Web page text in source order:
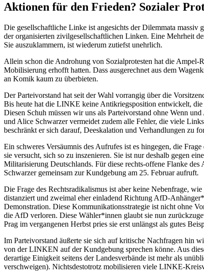
Aktionen für den Frieden? Sozialer
Die gesellschaftliche Linke ist angesichts der Dilemmata massiv
der organisierten zivilgesellschaftlichen Linken. Eine Mehrheit
Sie auszuklammern, ist wiederum zutiefst unehrlich.
Allein schon die Androhung von Sozialprotesten hat die Ampel-
Mobilisierung erhofft hatten. Dass ausgerechnet aus dem
an Komik kaum zu überbieten.
Der Parteivorstand hat seit der Wahl vorrangig über die
Bis heute hat die LINKE keine Antikriegsposition entwickelt, die
Diesen Schuh müssen wir uns als Parteivorstand ohne Wenn
und Alice Schwarzer vermeidet zudem alle Fehler, die viele
beschränkt er sich darauf, Deeskalation und Verhandlungen zu
Ein schweres Versäumnis des Aufrufes ist es hingegen, die
sie versucht, sich so zu inszenieren. Sie ist nur deshalb gegen
Militarisierung Deutschlands. Für diese rechts-offene Flanke
Schwarzer gemeinsam zur Kundgebung am 25. Februar aufruft.
Die Frage des Rechtsradikalismus ist aber keine Nebenfrage, wie
distanziert und zweimal eher einladend Richtung AfD-
Demonstration. Diese Kommunikationsstrategie ist nicht ohne
die AfD verloren. Diese Wähler*innen glaubt sie nun
Prag im vergangenen Herbst pries sie erst unlängst als gutes
Im Parteivorstand äußerte sie sich auf kritische Nachfragen hin
von der LINKEN auf der Kundgebung sprechen könne. Aus
derartige Einigkeit seitens der Landesverbände ist mehr als
verschweigen). Nichtsdestotrotz mobilisieren viele LINKE-